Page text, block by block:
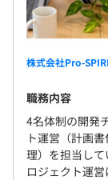
株式会社Pro-
職務内容
4名体制の開発
ト運営（計画
理）を担当し
ロジェクト運